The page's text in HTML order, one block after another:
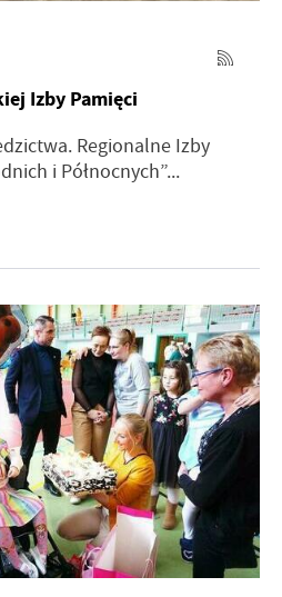
Izby Pamięci
Regionalne Izby
i Północnych”...